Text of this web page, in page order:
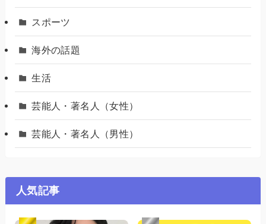
スポーツ
海外の話題
生活
芸能人・著名人（女性）
芸能人・著名人（男性）
人気記事